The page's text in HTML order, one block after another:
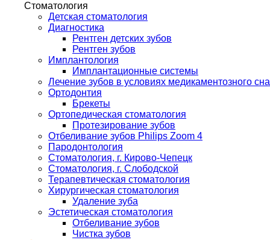
Стоматология
Детская стоматология
Диагностика
Рентген детских зубов
Рентген зубов
Имплантология
Имплантационные системы
Лечение зубов в условиях медикаментозного сна
Ортодонтия
Брекеты
Ортопедическая стоматология
Протезирование зубов
Отбеливание зубов Philips Zoom 4
Пародонтология
Стоматология, г. Кирово-Чепецк
Стоматология, г. Слободской
Терапевтическая стоматология
Хирургическая стоматология
Удаление зуба
Эстетическая стоматология
Отбеливание зубов
Чистка зубов